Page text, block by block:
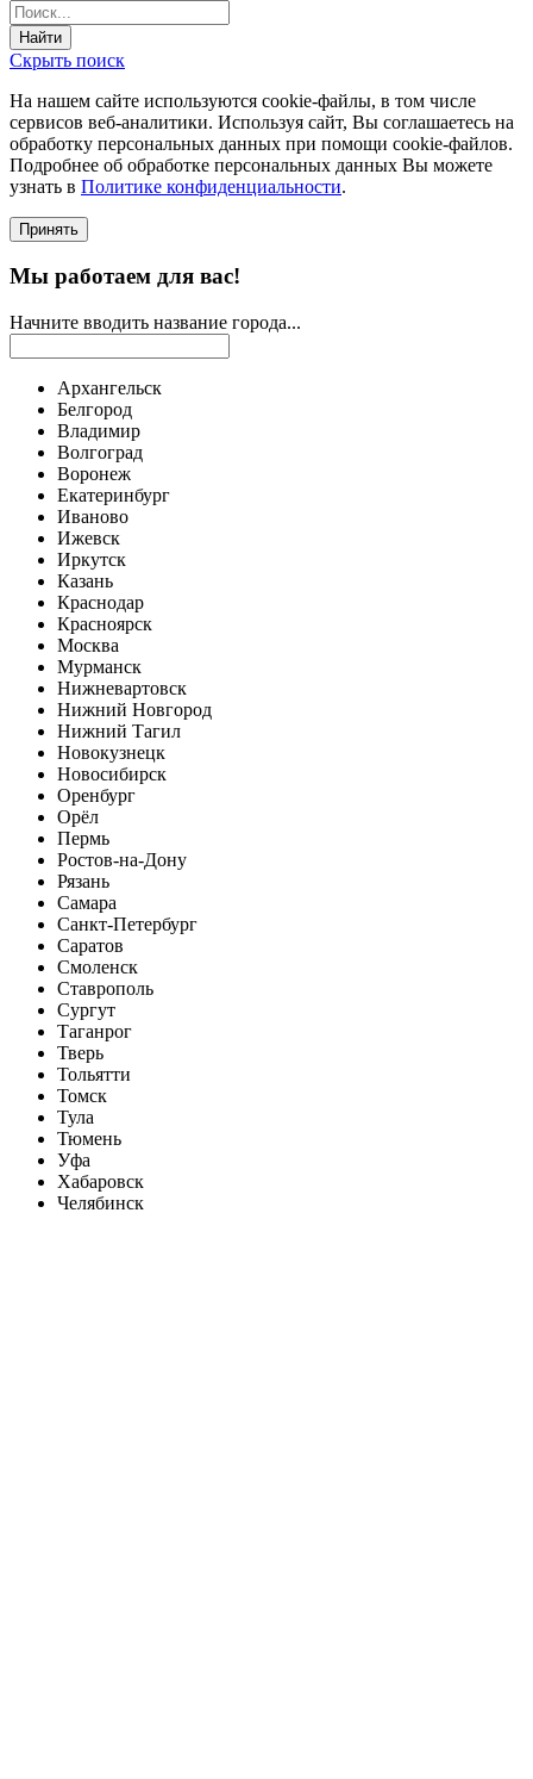
Найти
Скрыть поиск
На нашем сайте используются соokie-файлы, в том числе
сервисов веб-аналитики. Используя сайт, Вы соглашаетесь на
обработку персональных данных при помощи cookie-файлов.
Подробнее об обработке персональных данных Вы можете
узнать в Политике конфиденциальности.
Принять
Мы работаем для вас!
Начните вводить название города...
Архангельск
Белгород
Владимир
Волгоград
Воронеж
Екатеринбург
Иваново
Ижевск
Иркутск
Казань
Краснодар
Красноярск
Москва
Мурманск
Нижневартовск
Нижний Новгород
Нижний Тагил
Новокузнецк
Новосибирск
Оренбург
Орёл
Пермь
Ростов-на-Дону
Рязань
Самара
Санкт-Петербург
Саратов
Смоленск
Ставрополь
Сургут
Таганрог
Тверь
Тольятти
Томск
Тула
Тюмень
Уфа
Хабаровск
Челябинск